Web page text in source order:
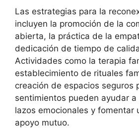
Las estrategias para la
incluyen la promoción de la
abierta, la práctica de la
dedicación de tiempo de
Actividades como la terapia
establecimiento de rituales
creación de espacios seguros
sentimientos pueden ayudar
lazos emocionales y fomentar
apoyo mutuo.